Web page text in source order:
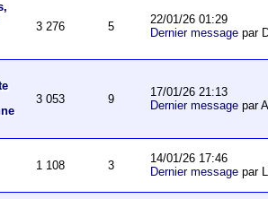
3 276 5
22/01/26 01:29
Dernier messagepar
3 053 9
17/01/26 21:13
Dernier messagepar
1 108 3
14/01/26 17:46
Dernier messagepar